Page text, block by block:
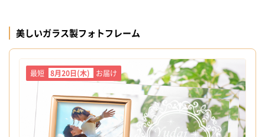
美しいガラス製フォトフレーム
最短 8月20日(木) お届け